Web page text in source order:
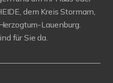
dem Kreis Stormarn,
Lauenburg.
für Sie da.